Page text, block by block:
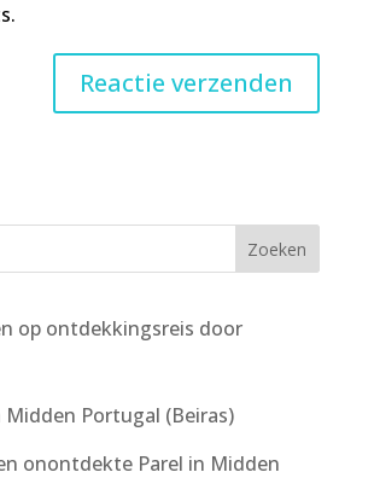
op ontdekkingsreis door
Midden Portugal (Beiras)
onontdekte Parel in Midden